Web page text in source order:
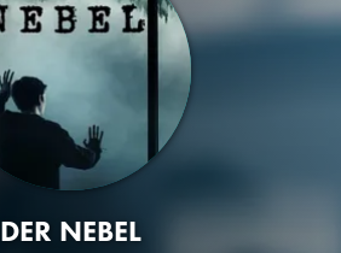
DER NEBEL